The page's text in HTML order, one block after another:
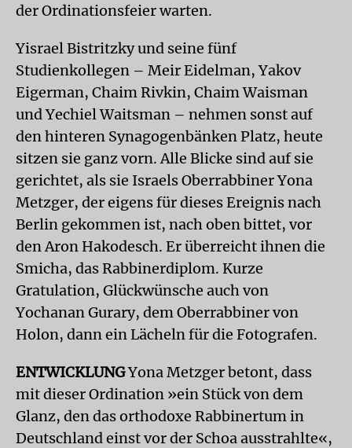
der Ordinationsfeier warten.
Yisrael Bistritzky und seine fünf
Studienkollegen – Meir Eidelman, Yakov
Eigerman, Chaim Rivkin, Chaim Waisman
und Yechiel Waitsman – nehmen sonst auf
den hinteren Synagogenbänken Platz, heute
sitzen sie ganz vorn. Alle Blicke sind auf sie
gerichtet, als sie Israels Oberrabbiner Yona
Metzger, der eigens für dieses Ereignis nach
Berlin gekommen ist, nach oben bittet, vor
den Aron Hakodesch. Er überreicht ihnen die
Smicha, das Rabbinerdiplom. Kurze
Gratulation, Glückwünsche auch von
Yochanan Gurary, dem Oberrabbiner von
Holon, dann ein Lächeln für die Fotografen.
ENTWICKLUNGYona Metzger betont, dass
mit dieser Ordination »ein Stück von dem
Glanz, den das orthodoxe Rabbinertum in
Deutschland einst vor der Schoa ausstrahlte«,